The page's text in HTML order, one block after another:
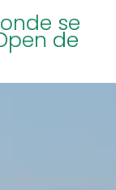
se
de